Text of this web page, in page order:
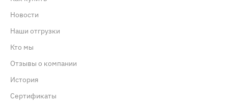
Новости
Наши отгрузки
Кто мы
Отзывы о компании
История
Сертификаты